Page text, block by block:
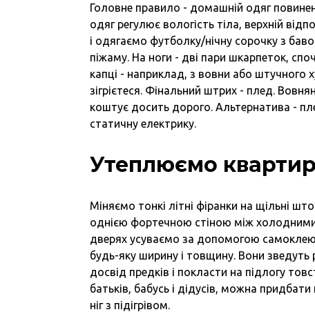
Головне правило - домашній одяг
одяг регулює вологість тіла, верхній
і одягаємо футболку/нічну сорочку з
піжаму. На ноги - дві пари шкарпеток,
капці - наприклад, з вовни або штучного
зігрієтеся. Фінальний штрих - плед.
коштує досить дорого. Альтернатива -
статичну електрику.
Утеплюємо
Міняємо тонкі літні фіранки на щільні
однією фортечною стіною між холодними
дверях усуваємо за допомогою
будь-яку ширину і товщину. Вони
досвід предків і покласти на підлогу
батьків, бабусь і дідусів, можна
ніг з підігрівом.